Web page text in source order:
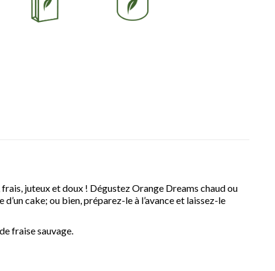
juteux et doux ! Dégustez Orange Dreams chaud ou
cake; ou bien, préparez-le à l’avance et laissez-le
fraise sauvage.